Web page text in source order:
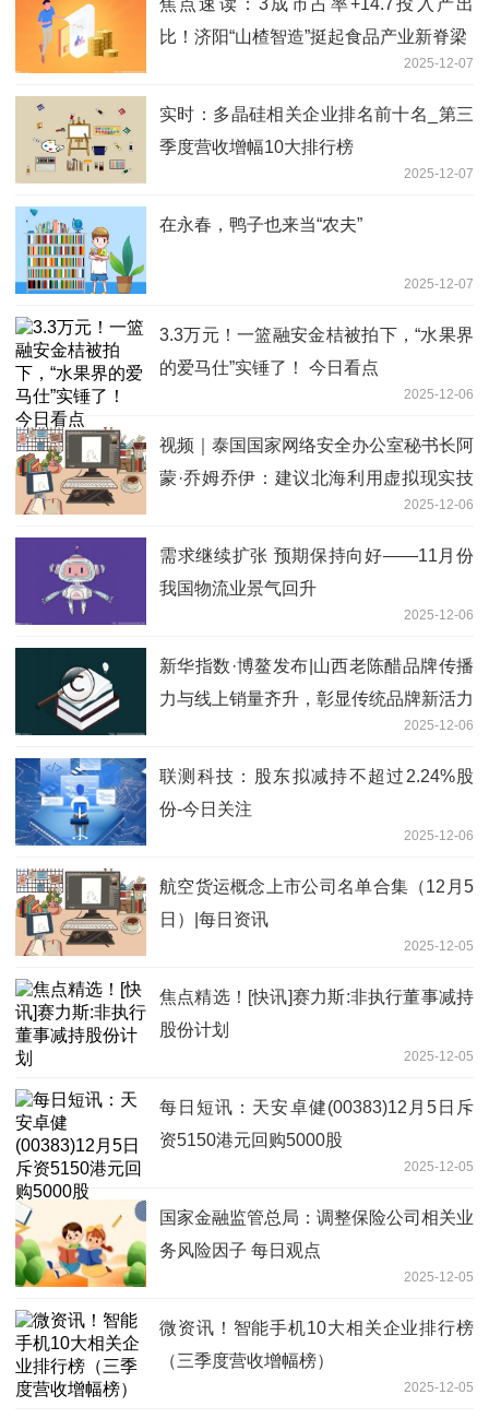
比！济阳“山楂智造”挺起食品产业新脊梁
2025-12-07
实时：多晶硅相关企业排名前十名_第三
季度营收增幅10大排行榜
2025-12-07
在永春，鸭子也来当“农夫”
2025-12-07
3.3万元！一篮融安金桔被拍下，“水果界
的爱马仕”实锤了！ 今日看点
2025-12-06
视频｜泰国国家网络安全办公室秘书长阿
蒙·乔姆乔伊：建议北海利用虚拟现实技
2025-12-06
需求继续扩张 预期保持向好——11月份
我国物流业景气回升
2025-12-06
新华指数·博鳌发布|山西老陈醋品牌传播
力与线上销量齐升，彰显传统品牌新活力
2025-12-06
联测科技：股东拟减持不超过2.24%股
份-今日关注
2025-12-06
航空货运概念上市公司名单合集（12月5
日）|每日资讯
2025-12-05
焦点精选！[快讯]赛力斯:非执行董事减持
股份计划
2025-12-05
每日短讯：天安卓健(00383)12月5日斥
资5150港元回购5000股
2025-12-05
国家金融监管总局：调整保险公司相关业
务风险因子 每日观点
2025-12-05
微资讯！智能手机10大相关企业排行榜
（三季度营收增幅榜）
2025-12-05